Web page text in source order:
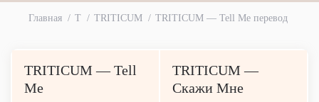
Главная T TRITICUM TRITICUM — Tell Me перевод
TRITICUM — Tell
Me
TRITICUM —
Скажи Мне